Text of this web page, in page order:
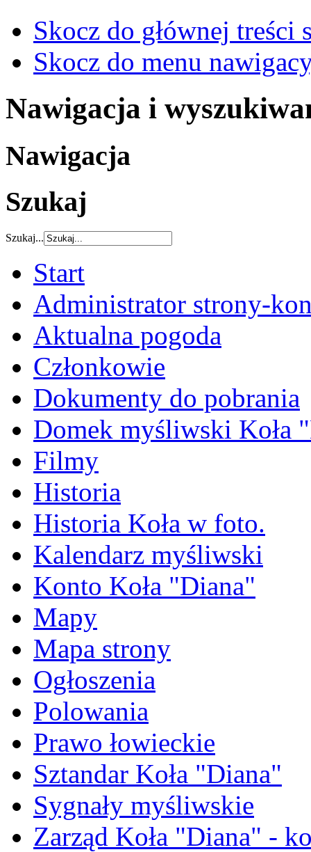
Skocz do głównej treści
Skocz do menu
Nawigacja i
Nawigacja
Szukaj
Szukaj...
Start
Administrator strony-
Aktualna pogoda
Członkowie
Dokumenty do pobrania
Domek myśliwski Koła
Filmy
Historia
Historia Koła w foto.
Kalendarz myśliwski
Konto Koła "Diana"
Mapy
Mapa strony
Ogłoszenia
Polowania
Prawo łowieckie
Sztandar Koła "Diana"
Sygnały myśliwskie
Zarząd Koła "Diana" -